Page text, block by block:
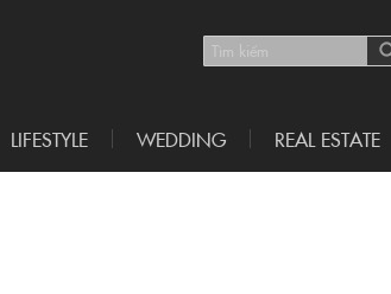
LIFESTYLE WEDDING REAL ESTATE